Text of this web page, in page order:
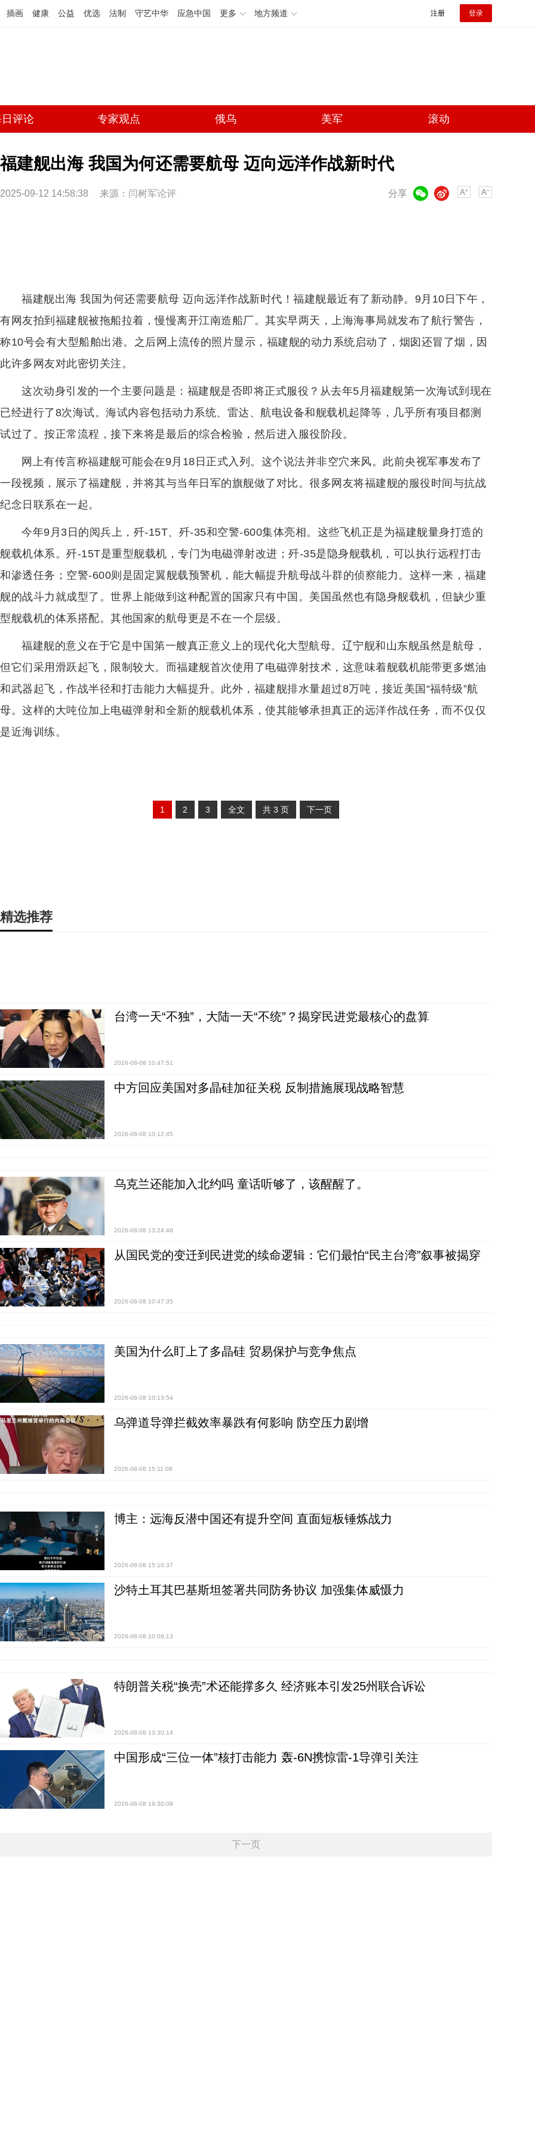
插画 健康 公益 优选 法制 守艺中华 应急中国 更多 地方频道 注册 登录
评论 专家观点 俄乌 美军 滚动
福建舰出海 我国为何还需要航母 迈向远洋作战新时代
2025-09-12 14:58:38 来源： 闫树军论评 分享
微博
福建舰出海 我国为何还需要航母 迈向远洋作战新时代！福建舰最近有了新动静。9月10日下午，
有网友拍到福建舰被拖船拉着，慢慢离开江南造船厂。其实早两天，上海海事局就发布了航行警告，
称10号会有大型船舶出港。之后网上流传的照片显示，福建舰的动力系统启动了，烟囱还冒了烟，因
此许多网友对此密切关注。
这次动身引发的一个主要问题是：福建舰是否即将正式服役？从去年5月福建舰第一次海试到现在
已经进行了8次海试。海试内容包括动力系统、雷达、航电设备和舰载机起降等，几乎所有项目都测
试过了。按正常流程，接下来将是最后的综合检验，然后进入服役阶段。
网上有传言称福建舰可能会在9月18日正式入列。这个说法并非空穴来风。此前央视军事发布了
一段视频，展示了福建舰，并将其与当年日军的旗舰做了对比。很多网友将福建舰的服役时间与抗战
纪念日联系在一起。
今年9月3日的阅兵上，歼-15T、歼-35和空警-600集体亮相。这些飞机正是为福建舰量身打造的
舰载机体系。歼-15T是重型舰载机，专门为电磁弹射改进；歼-35是隐身舰载机，可以执行远程打击
和渗透任务；空警-600则是固定翼舰载预警机，能大幅提升航母战斗群的侦察能力。这样一来，福建
舰的战斗力就成型了。世界上能做到这种配置的国家只有中国。美国虽然也有隐身舰载机，但缺少重
型舰载机的体系搭配。其他国家的航母更是不在一个层级。
福建舰的意义在于它是中国第一艘真正意义上的现代化大型航母。辽宁舰和山东舰虽然是航母，
但它们采用滑跃起飞，限制较大。而福建舰首次使用了电磁弹射技术，这意味着舰载机能带更多燃油
和武器起飞，作战半径和打击能力大幅提升。此外，福建舰排水量超过8万吨，接近美国“福特级”航
母。这样的大吨位加上电磁弹射和全新的舰载机体系，使其能够承担真正的远洋作战任务，而不仅仅
是近海训练。
1 2 3 全文 共 3 页 下一页
精选推荐
台湾一天“不独”，大陆一天“不统”？揭穿民进党最核心的盘算
2026-08-08 10:47:51
中方回应美国对多晶硅加征关税 反制措施展现战略智慧
2026-08-08 10:12:45
乌克兰还能加入北约吗 童话听够了，该醒醒了。
2026-08-08 13:24:48
从国民党的变迁到民进党的续命逻辑：它们最怕“民主台湾”叙事被揭穿
2026-08-08 10:47:35
美国为什么盯上了多晶硅 贸易保护与竞争焦点
2026-08-08 10:13:54
乌弹道导弹拦截效率暴跌有何影响 防空压力剧增
2026-08-08 15:11:08
博主：远海反潜中国还有提升空间 直面短板锤炼战力
2026-08-08 15:10:37
沙特土耳其巴基斯坦签署共同防务协议 加强集体威慑力
2026-08-08 10:09:13
特朗普关税“换壳”术还能撑多久 经济账本引发25州联合诉讼
2026-08-08 13:30:14
中国形成“三位一体”核打击能力 轰-6N携惊雷-1导弹引关注
2026-08-08 19:30:09
下一页